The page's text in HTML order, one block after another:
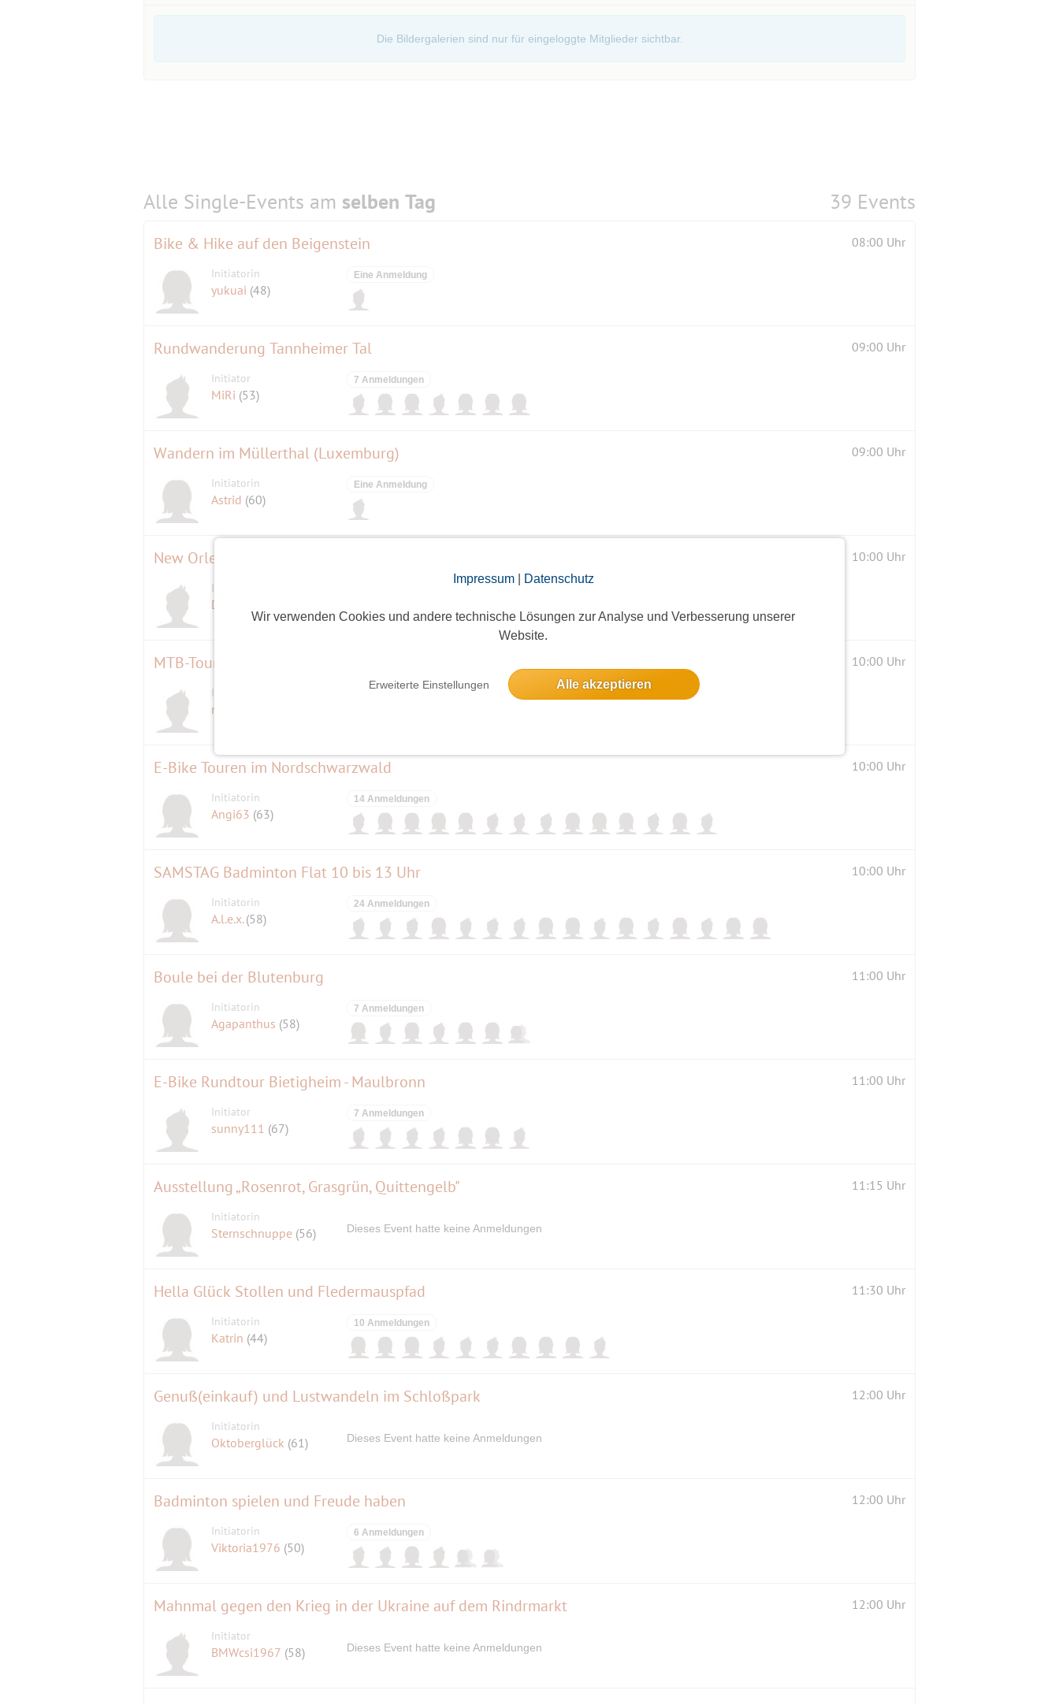
Impressum| Datenschutz
Wir verwenden Cookies und andere technische Lösungen zur Analyse und Verbesserung unserer
Website.
Erweiterte Einstellungen Alle akzeptieren
Die Bildergalerien sind nur für eingeloggte Mitglieder sichtbar.
Alle Single-Events am selben Tag 39 Events
Bike & Hike auf den Beigenstein 08:00 Uhr
Initiatorin
yukuai (48)
Eine Anmeldung
Rundwanderung Tannheimer Tal 09:00 Uhr
Initiator
MiRi (53)
7 Anmeldungen
Wandern im Müllerthal (Luxemburg) 09:00 Uhr
Initiatorin
Astrid (60)
Eine Anmeldung
New Orleans Blues Festival in Fürth 10:00 Uhr
Initiator
Der Kaiser
MTB-Tour rund um das Demeljoch im Karwendel 10:00 Uhr
Initiator
martin1966
E-Bike Touren im Nordschwarzwald 10:00 Uhr
Initiatorin
Angi63 (63)
14 Anmeldungen
SAMSTAG Badminton Flat 10 bis 13 Uhr 10:00 Uhr
Initiatorin
A.l.e.x.(58)
24 Anmeldungen
Boule bei der Blutenburg 11:00 Uhr
Initiatorin
Agapanthus (58)
7 Anmeldungen
E-Bike Rundtour Bietigheim - Maulbronn 11:00 Uhr
Initiator
sunny111 (67)
7 Anmeldungen
Ausstellung „Rosenrot, Grasgrün, Quittengelb" 11:15 Uhr
Initiatorin
Sternschnuppe (56) Dieses Event hatte keine Anmeldungen
Hella Glück Stollen und Fledermauspfad 11:30 Uhr
Initiatorin
Katrin (44)
10 Anmeldungen
Genuß(einkauf) und Lustwandeln im Schloßpark 12:00 Uhr
Initiatorin
Oktoberglück (61) Dieses Event hatte keine Anmeldungen
Badminton spielen und Freude haben 12:00 Uhr
Initiatorin
Viktoria1976 (50)
6 Anmeldungen
Mahnmal gegen den Krieg in der Ukraine auf dem Rindrmarkt 12:00 Uhr
Initiator
BMWcsi1967 (58) Dieses Event hatte keine Anmeldungen